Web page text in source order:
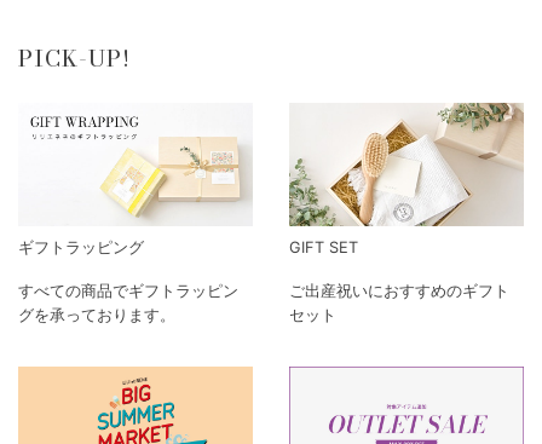
PICK-UP!
ギフトラッピング
すべての商品でギフトラッピン
グを承っております。
GIFT SET
ご出産祝いにおすすめのギフト
セット